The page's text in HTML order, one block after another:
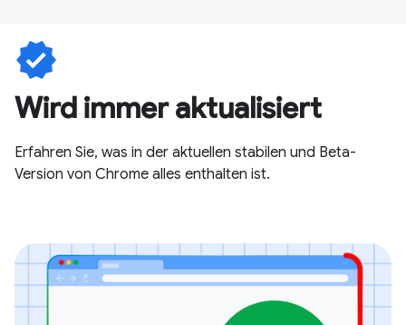
verified
Wird immer aktualisiert
Erfahren Sie, was in der aktuellen stabilen und Beta-
Version von Chrome alles enthalten ist.